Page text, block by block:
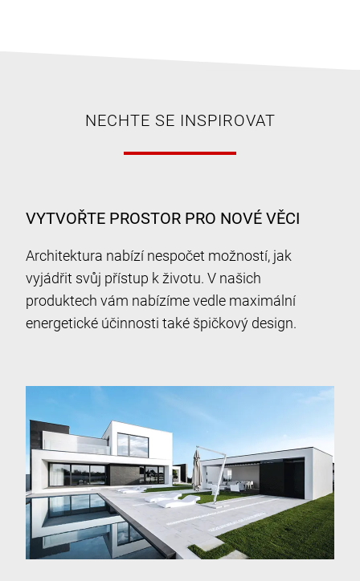
NECHTE SE INSPIROVAT
VYTVOŘTE PROSTOR PRO NOVÉ VĚCI
Architektura nabízí nespočet možností, jak
vyjádřit svůj přístup k životu. V našich
produktech vám nabízíme vedle maximální
energetické účinnosti také špičkový design.